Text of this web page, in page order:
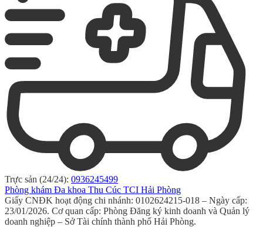
Trực sản (24/24): 0936245499
Phòng khám Đa khoa Thu Cúc TCI Hải Phòng
Giấy CNĐK hoạt động chi nhánh: 0102624215-018 – Ngày cấp:
23/01/2026. Cơ quan cấp: Phòng Đăng ký kinh doanh và Quản lý
doanh nghiệp – Sở Tài chính thành phố Hải Phòng.